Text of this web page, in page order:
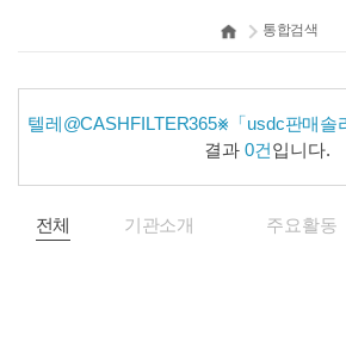
통합검색
텔레@CASHFILTER365⨳「usdc판매솔
결과0건입니다.
전체 기관소개 주요활동